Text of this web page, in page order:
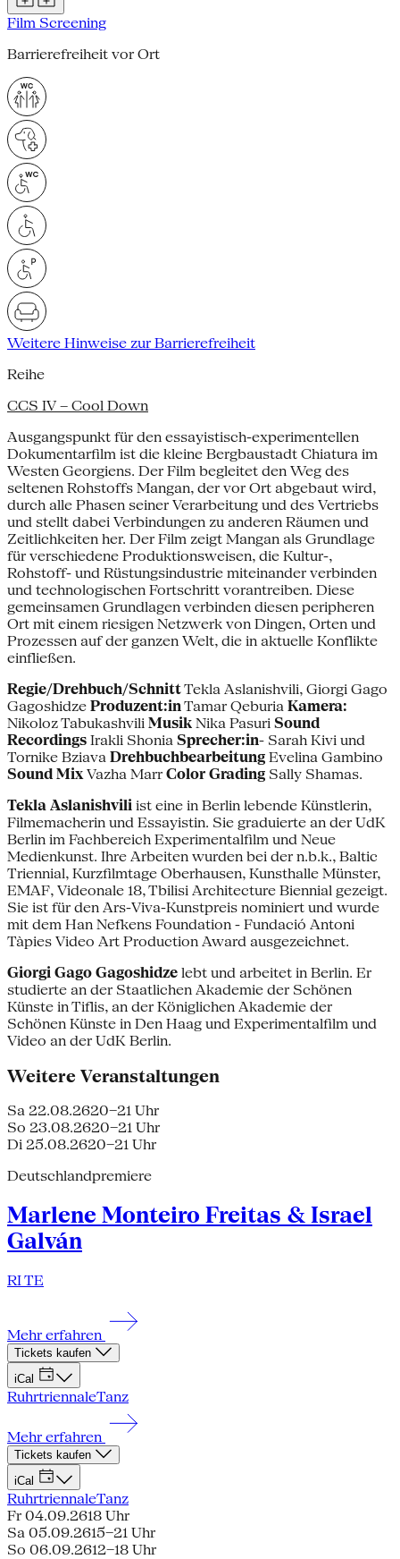
Film Screening
Barrierefreiheit vor Ort
Weitere Hinweise zur Barrierefreiheit
Reihe
CCS IV – Cool Down
Ausgangspunkt für den essayistisch-experimentellen
Dokumentarfilm ist die kleine Bergbaustadt Chiatura im
Westen Georgiens. Der Film begleitet den Weg des
seltenen Rohstoffs Mangan, der vor Ort abgebaut wird,
durch alle Phasen seiner Verarbeitung und des Vertriebs
und stellt dabei Verbindungen zu anderen Räumen und
Zeitlichkeiten her. Der Film zeigt Mangan als Grundlage
für verschiedene Produktionsweisen, die Kultur-,
Rohstoff- und Rüstungsindustrie miteinander verbinden
und technologischen Fortschritt vorantreiben. Diese
gemeinsamen Grundlagen verbinden diesen peripheren
Ort mit einem riesigen Netzwerk von Dingen, Orten und
Prozessen auf der ganzen Welt, die in aktuelle Konflikte
einfließen.
Regie/Drehbuch/SchnittTekla Aslanishvili, Giorgi Gago
Gagoshidze Produzent:inTamar Qeburia Kamera:
Nikoloz Tabukashvili Musik Nika Pasuri Sound
Recordings Irakli Shonia Sprecher:in- Sarah Kivi und
Tornike Bziava Drehbuchbearbeitung Evelina Gambino
Sound MixVazha Marr Color Grading Sally Shamas.
Tekla Aslanishvili ist eine in Berlin lebende Künstlerin,
Filmemacherin und Essayistin. Sie graduierte an der UdK
Berlin im Fachbereich Experimentalfilm und Neue
Medienkunst. Ihre Arbeiten wurden bei der n.b.k., Baltic
Triennial, Kurzfilmtage Oberhausen, Kunsthalle Münster,
EMAF, Videonale 18, Tbilisi Architecture Biennial gezeigt.
Sie ist für den Ars-Viva-Kunstpreis nominiert und wurde
mit dem Han Nefkens Foundation - Fundació Antoni
Tàpies Video Art Production Award ausgezeichnet.
Giorgi Gago Gagoshidze lebt und arbeitet in Berlin. Er
studierte an der Staatlichen Akademie der Schönen
Künste in Tiflis, an der Königlichen Akademie der
Schönen Künste in Den Haag und Experimentalfilm und
Video an der UdK Berlin.
Weitere Veranstaltungen
Sa 22.08.2620–21 Uhr
So 23.08.2620–21 Uhr
Di 25.08.2620–21 Uhr
Deutschlandpremiere
Marlene Monteiro Freitas & Israel
Galván
RI TE
Mehr erfahren
Tickets kaufen
iCal
RuhrtriennaleTanz
Mehr erfahren
Tickets kaufen
iCal
RuhrtriennaleTanz
Fr 04.09.2618 Uhr
Sa 05.09.2615–21 Uhr
So 06.09.2612–18 Uhr